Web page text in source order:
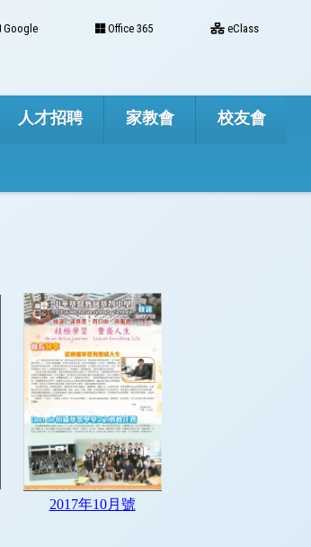
Google Office 365 eClass
人才招聘 家教會 校友會